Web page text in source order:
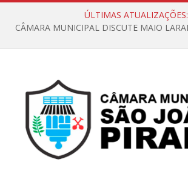
ÚLTIMAS ATUALIZAÇÕES: